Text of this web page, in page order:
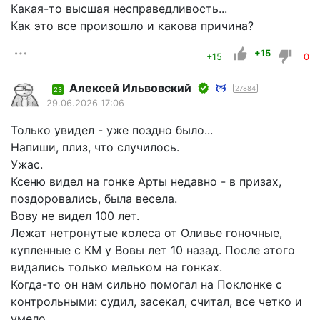
Какая-то высшая несправедливость...
Как это все произошло и какова причина?
+15 +15 0
23 Алексей Ильвовский 27884
29.06.2026 17:06
Только увидел - уже поздно было...
Напиши, плиз, что случилось.
Ужас.
Ксеню видел на гонке Арты недавно - в призах,
поздоровались, была весела.
Вову не видел 100 лет.
Лежат нетронутые колеса от Оливье гоночные,
купленные с КМ у Вовы лет 10 назад. После этого
видались только мельком на гонках.
Когда-то он нам сильно помогал на Поклонке с
контрольными: судил, засекал, считал, все четко и